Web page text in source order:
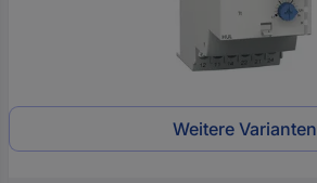
Weitere Varianten